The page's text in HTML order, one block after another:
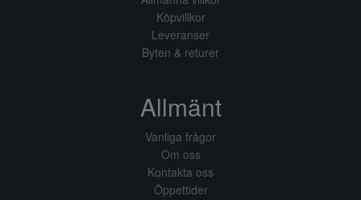
Köpvillkor
Leveranser
Byten & returer
Allmänt
Vanliga frågor
Om oss
Kontakta oss
Öppettider